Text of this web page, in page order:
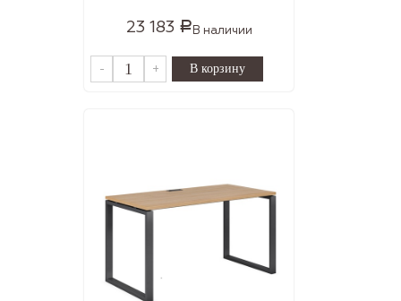
23 183 Р В наличии
- +